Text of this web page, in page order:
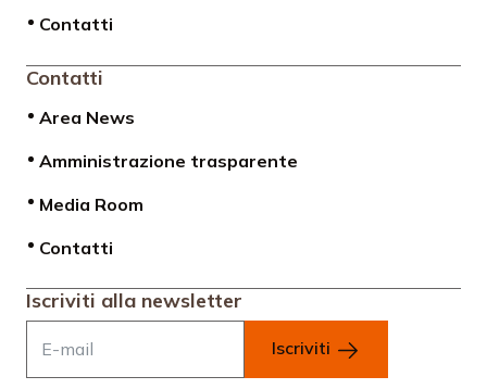
Contatti
Contatti
Area News
Amministrazione trasparente
Media Room
Contatti
Iscriviti alla newsletter
Iscriviti